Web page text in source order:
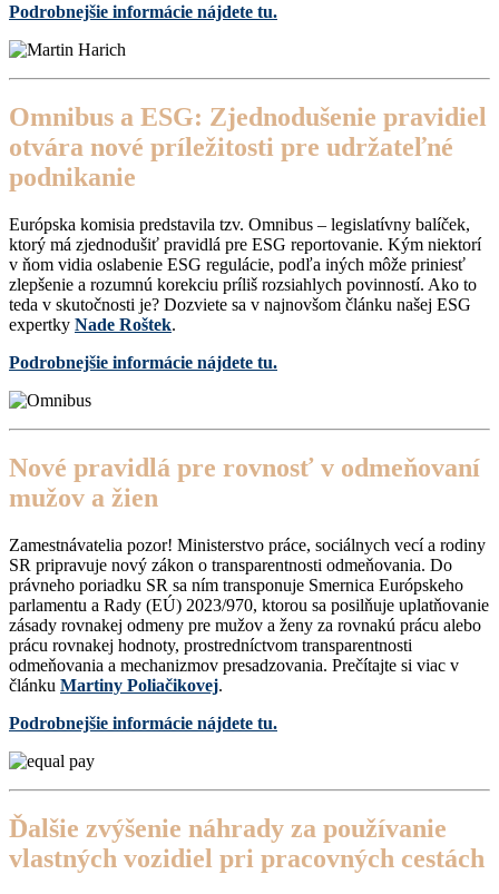
Podrobnejšie informácie nájdete tu.
Omnibus a ESG: Zjednodušenie pravidiel
otvára nové príležitosti pre udržateľné
podnikanie
Európska komisia predstavila tzv. Omnibus – legislatívny balíček,
ktorý má zjednodušiť pravidlá pre ESG reportovanie. Kým niektorí
v ňom vidia oslabenie ESG regulácie, podľa iných môže priniesť
zlepšenie a rozumnú korekciu príliš rozsiahlych povinností. Ako to
teda v skutočnosti je? Dozviete sa v najnovšom článku našej ESG
expertky Nade Roštek.
Podrobnejšie informácie nájdete tu.
Nové pravidlá pre rovnosť v odmeňovaní
mužov a žien
Zamestnávatelia pozor! Ministerstvo práce, sociálnych vecí a rodiny
SR pripravuje nový zákon o transparentnosti odmeňovania. Do
právneho poriadku SR sa ním transponuje Smernica Európskeho
parlamentu a Rady (EÚ) 2023/970, ktorou sa posilňuje uplatňovanie
zásady rovnakej odmeny pre mužov a ženy za rovnakú prácu alebo
prácu rovnakej hodnoty, prostredníctvom transparentnosti
odmeňovania a mechanizmov presadzovania. Prečítajte si viac v
článku Martiny Poliačikovej.
Podrobnejšie informácie nájdete tu.
Ďalšie zvýšenie náhrady za používanie
vlastných vozidiel pri pracovných cestách